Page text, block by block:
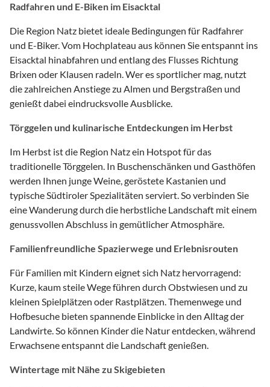
Radfahren und E-Biken im Eisacktal
Die Region Natz bietet ideale Bedingungen für Radfahrer
und E-Biker. Vom Hochplateau aus können Sie entspannt ins
Eisacktal hinabfahren und entlang des Flusses Richtung
Brixen oder Klausen radeln. Wer es sportlicher mag, nutzt
die zahlreichen Anstiege zu Almen und Bergstraßen und
genießt dabei eindrucksvolle Ausblicke.
Törggelen und kulinarische Entdeckungen im Herbst
Im Herbst ist die Region Natz ein Hotspot für das
traditionelle Törggelen. In Buschenschänken und Gasthöfen
werden Ihnen junge Weine, geröstete Kastanien und
typische Südtiroler Spezialitäten serviert. So verbinden Sie
eine Wanderung durch die herbstliche Landschaft mit einem
genussvollen Abschluss in gemütlicher Atmosphäre.
Familienfreundliche Spazierwege und Erlebnisrouten
Für Familien mit Kindern eignet sich Natz hervorragend:
Kurze, kaum steile Wege führen durch Obstwiesen und zu
kleinen Spielplätzen oder Rastplätzen. Themenwege und
Hofbesuche bieten spannende Einblicke in den Alltag der
Landwirte. So können Kinder die Natur entdecken, während
Erwachsene entspannt die Landschaft genießen.
Wintertage mit Nähe zu Skigebieten